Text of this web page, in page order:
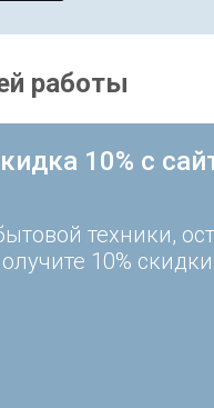
работы
10% с
техники,
10% скидки